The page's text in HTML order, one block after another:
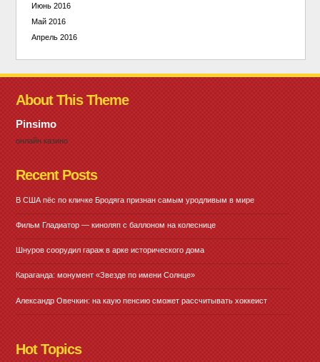
Июнь 2016
Май 2016
Апрель 2016
About This Theme
Pinsimo
онлайн казино
Recent Posts
В США пёс по кличке Бродяга признан самым уродливым в мире
Фильм Гладиатор — киноляп с баллоном на колеснице
Шнуров соорудил гараж в арке исторического дома
Караганда: монумент «Звезде по имени Солнце»
Александр Овечкин: на каую пенсию сможет рассчитывать хоккеист
Hot Topics